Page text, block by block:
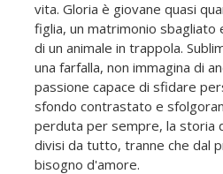
vita. Gloria è giovane quasi
figlia, un matrimonio
di un animale in trappola.
una farfalla, non immagina di
passione capace di sfidare
sfondo contrastato e
perduta per sempre, la storia
divisi da tutto, tranne che dal
bisogno d'amore.